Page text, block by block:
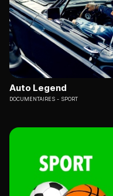
Auto Legend
DOCUMENTAIRES SPORT